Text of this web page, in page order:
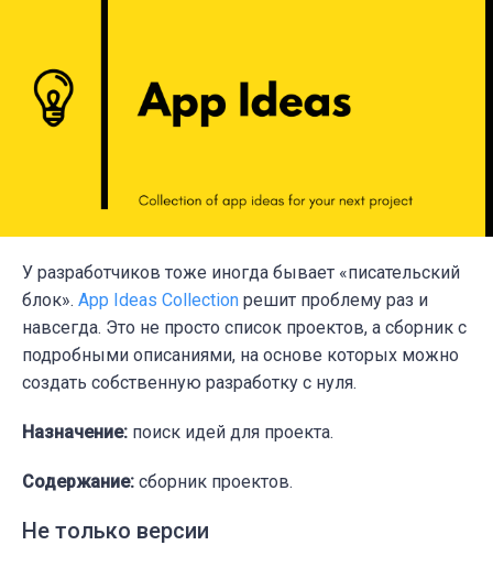
У разработчиков тоже иногда бывает «писательский
блок». App Ideas Collection решит проблему раз и
навсегда. Это не просто список проектов, а сборник с
подробными описаниями, на основе которых можно
создать собственную разработку с нуля.
Назначение: поиск идей для проекта.
Содержание: сборник проектов.
Не только версии